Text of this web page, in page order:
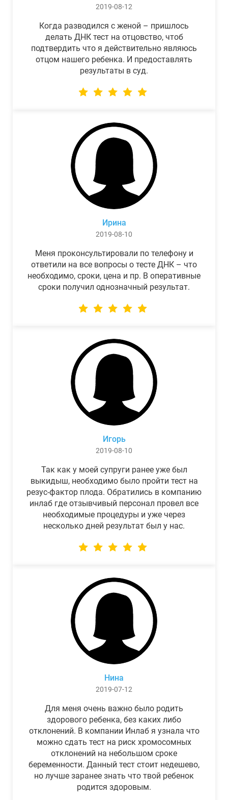
2019-08-12
Когда разводился с женой – пришлось
делать ДНК тест на отцовство, чтоб
подтвердить что я действительно являюсь
отцом нашего ребенка. И предоставлять
результаты в суд.
Ирина
2019-08-10
Меня проконсультировали по телефону и
ответили на все вопросы о тесте ДНК – что
необходимо, сроки, цена и пр. В оперативные
сроки получил однозначный результат.
Игорь
2019-08-10
Так как у моей супруги ранее уже был
выкидыш, необходимо было пройти тест на
резус-фактор плода. Обратились в компанию
инлаб где отзывчивый персонал провел все
необходимые процедуры и уже через
несколько дней результат был у нас.
Нина
2019-07-12
Для меня очень важно было родить
здорового ребенка, без каких либо
отклонений. В компании Инлаб я узнала что
можно сдать тест на риск хромосомных
отклонений на небольшом сроке
беременности. Данный тест стоит недешево,
но лучше заранее знать что твой ребенок
родится здоровым.